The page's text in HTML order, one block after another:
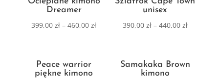
Dreamer
399,00zł –460,00zł
unisex
390,00 zł– 440,00 zł
Peace warrior
piękne kimono
Samakaka Brown
kimono